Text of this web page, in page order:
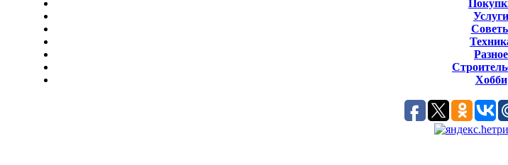
Услуги
Разное
Хобби